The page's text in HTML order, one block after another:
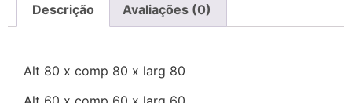
Descrição Avaliações (0)
Alt 80 x comp 80 x larg 80